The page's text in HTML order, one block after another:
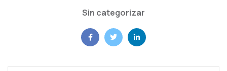
Sin categorizar